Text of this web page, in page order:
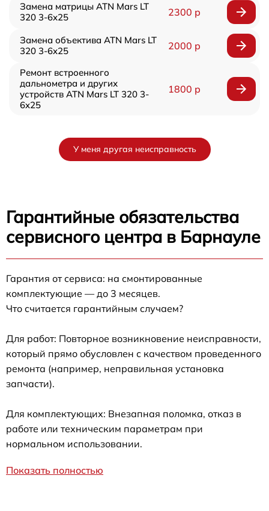
Замена матрицы ATN Mars LT
320 3-6x25
2300 р
Замена объектива ATN Mars LT
320 3-6x25
2000 р
Ремонт встроенного
дальнометра и других
устройств ATN Mars LT 320 3-
6x25
1800 р
У меня другая неисправность
Гарантийные обязательства
сервисного центра в Барнауле
Гарантия от сервиса: на смонтированные
комплектующие — до 3 месяцев.
Что считается гарантийным случаем?
Для работ: Повторное возникновение неисправности,
который прямо обусловлен с качеством проведенного
ремонта (например, неправильная установка
запчасти).
Для комплектующих: Внезапная поломка, отказ в
работе или техническим параметрам при
нормальном использовании.
Показать полностью